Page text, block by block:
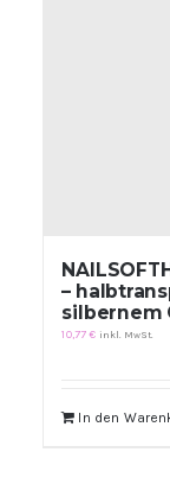
–
silbernem
10,77€ inkl. MwSt.
In den